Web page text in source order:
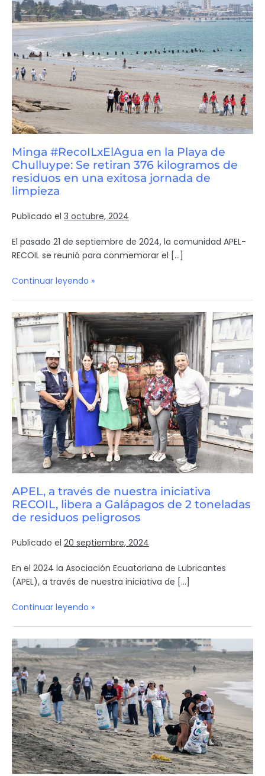
Minga #RecoILxElAgua en la Playa de
Chulluype: Se retiran 376 kilogramos de
residuos en una exitosa jornada de
limpieza
Publicado el 3 octubre, 2024
El pasado 21 de septiembre de 2024, la comunidad APEL-
RECOIL se reunió para conmemorar el […]
Continuar leyendo »
APEL, a través de nuestra iniciativa
RECOIL, libera a Galápagos de 2 toneladas
de residuos peligrosos
Publicado el 20 septiembre, 2024
En el 2024 la Asociación Ecuatoriana de Lubricantes
(APEL), a través de nuestra iniciativa de […]
Continuar leyendo »